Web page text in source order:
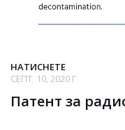
НАТИСНЕТЕ
СЕПТ. 10, 2020 Г
Патент за